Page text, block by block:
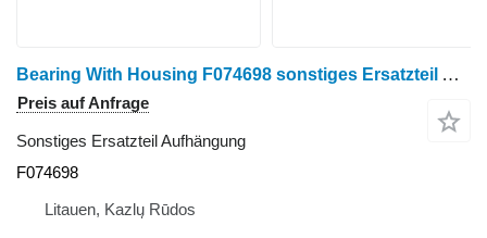
Bearing With Housing F074698 sonstiges Ersatzteil Aufhängung für John Deere 1270E G Harvester
Preis auf Anfrage
Sonstiges Ersatzteil Aufhängung
F074698
Litauen, Kazlų Rūdos